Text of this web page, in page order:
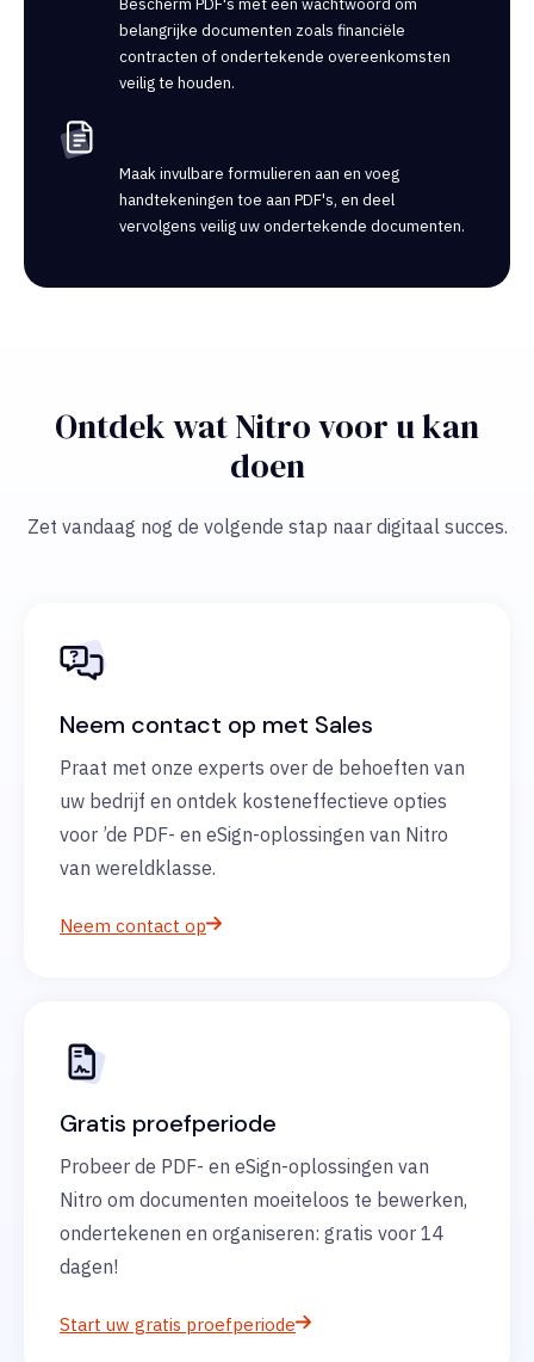
Bescherm PDF's met een wachtwoord om
belangrijke documenten zoals financiële
contracten of ondertekende overeenkomsten
veilig te houden.
Maak invulbare formulieren aan en voeg
handtekeningen toe aan PDF's, en deel
vervolgens veilig uw ondertekende documenten.
Ontdek wat Nitro voor u kan
doen
Zet vandaag nog de volgende stap naar digitaal succes.
Neem contact op met Sales
Praat met onze experts over de behoeften van
uw bedrijf en ontdek kosteneffectieve opties
voor ’de PDF- en eSign-oplossingen van Nitro
van wereldklasse.
Neem contact op
Gratis proefperiode
Probeer de PDF- en eSign-oplossingen van
Nitro om documenten moeiteloos te bewerken,
ondertekenen en organiseren: gratis voor 14
dagen!
Start uw gratis proefperiode